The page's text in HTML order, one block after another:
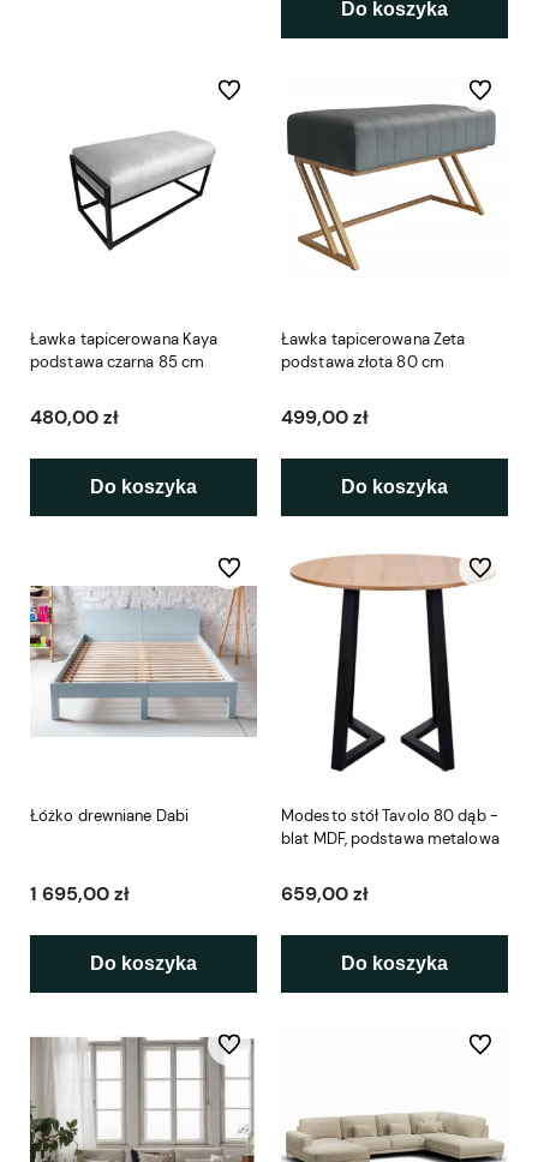
Do koszyka
Ławka tapicerowana Kaya
podstawa czarna 85 cm
480,00 zł
Do koszyka
Do ulubionych
Ławka tapicerowana Zeta
podstawa złota 80 cm
499,00 zł
Do koszyka
Do
Łóżko drewniane Dabi
1 695,00 zł
Do koszyka
Do ulubionych
Modesto stół Tavolo 80 dąb -
blat MDF, podstawa metalowa
659,00 zł
Do koszyka
Do
Do ulubionych Do